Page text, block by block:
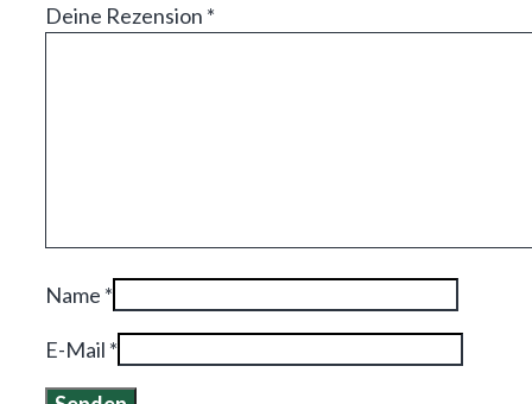
Deine Rezension *
Name *
E-Mail *